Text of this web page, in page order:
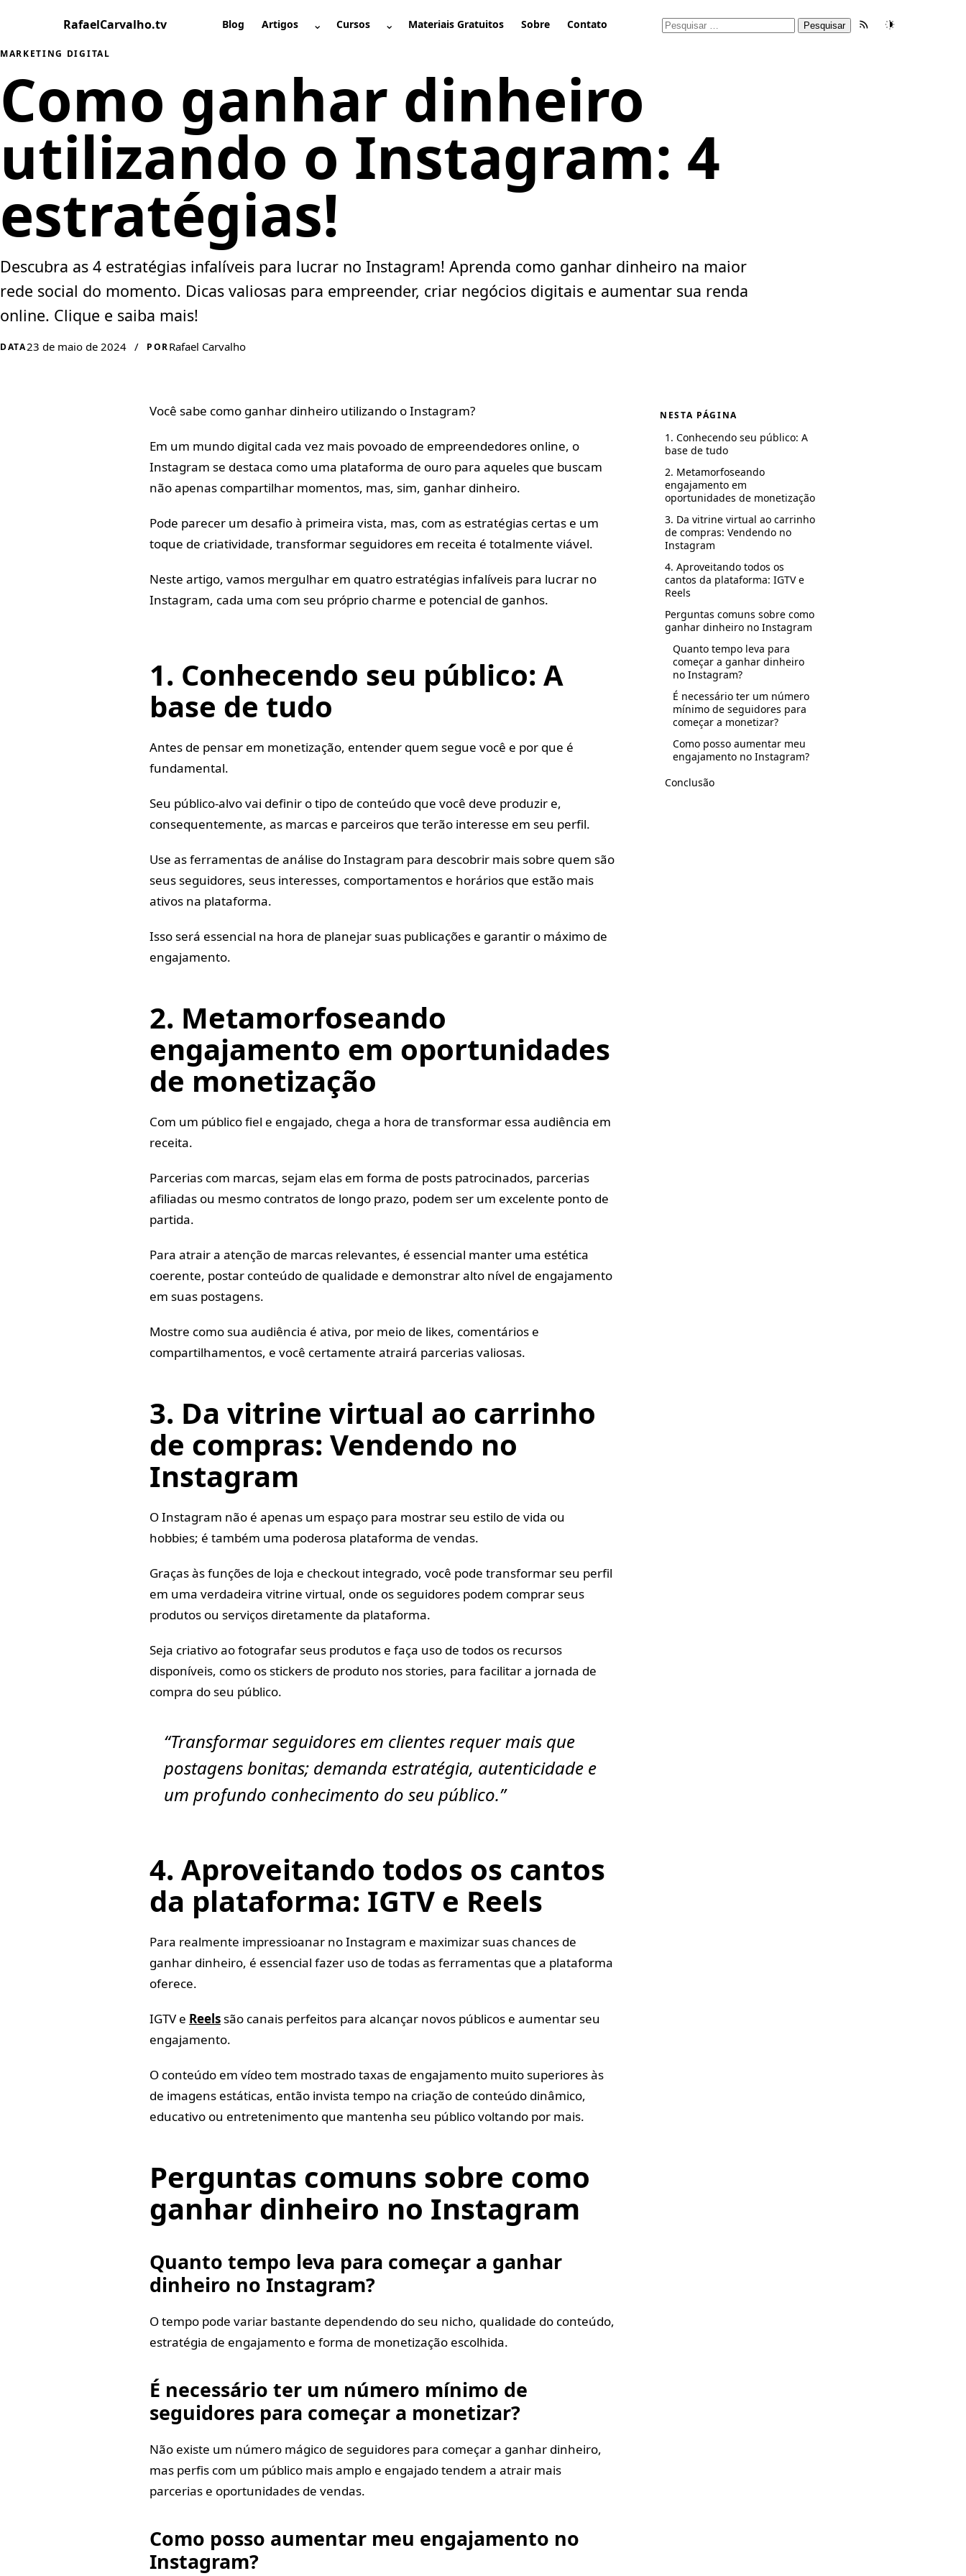
conteúdo
RafaelCarvalho.tv Blog Artigos Abrir submenu
⌄ Cursos Abrir submenu
⌄ Materiais Gratuitos Sobre Contato
Pesquisar
Feed RSSTema
MARKETING DIGITAL
Como ganhar dinheiro
utilizando o Instagram: 4
estratégias!
Descubra as 4 estratégias infalíveis para lucrar no Instagram! Aprenda como ganhar dinheiro na maior
rede social do momento. Dicas valiosas para empreender, criar negócios digitais e aumentar sua renda
online. Clique e saiba mais!
DATA23 de maio de 2024 / PORRafael Carvalho
Você sabe como ganhar dinheiro utilizando o Instagram?
Em um mundo digital cada vez mais povoado de empreendedores online, o
Instagram se destaca como uma plataforma de ouro para aqueles que buscam
não apenas compartilhar momentos, mas, sim, ganhar dinheiro.
Pode parecer um desafio à primeira vista, mas, com as estratégias certas e um
toque de criatividade, transformar seguidores em receita é totalmente viável.
Neste artigo, vamos mergulhar em quatro estratégias infalíveis para lucrar no
Instagram, cada uma com seu próprio charme e potencial de ganhos.
1. Conhecendo seu público: A
base de tudo
Antes de pensar em monetização, entender quem segue você e por que é
fundamental.
Seu público-alvo vai definir o tipo de conteúdo que você deve produzir e,
consequentemente, as marcas e parceiros que terão interesse em seu perfil.
Use as ferramentas de análise do Instagram para descobrir mais sobre quem são
seus seguidores, seus interesses, comportamentos e horários que estão mais
ativos na plataforma.
Isso será essencial na hora de planejar suas publicações e garantir o máximo de
engajamento.
2. Metamorfoseando
engajamento em oportunidades
de monetização
Com um público fiel e engajado, chega a hora de transformar essa audiência em
receita.
Parcerias com marcas, sejam elas em forma de posts patrocinados, parcerias
afiliadas ou mesmo contratos de longo prazo, podem ser um excelente ponto de
partida.
Para atrair a atenção de marcas relevantes, é essencial manter uma estética
coerente, postar conteúdo de qualidade e demonstrar alto nível de engajamento
em suas postagens.
Mostre como sua audiência é ativa, por meio de likes, comentários e
compartilhamentos, e você certamente atrairá parcerias valiosas.
3. Da vitrine virtual ao carrinho
de compras: Vendendo no
Instagram
O Instagram não é apenas um espaço para mostrar seu estilo de vida ou
hobbies; é também uma poderosa plataforma de vendas.
Graças às funções de loja e checkout integrado, você pode transformar seu perfil
em uma verdadeira vitrine virtual, onde os seguidores podem comprar seus
produtos ou serviços diretamente da plataforma.
Seja criativo ao fotografar seus produtos e faça uso de todos os recursos
disponíveis, como os stickers de produto nos stories, para facilitar a jornada de
compra do seu público.
“Transformar seguidores em clientes requer mais que
postagens bonitas; demanda estratégia, autenticidade e
um profundo conhecimento do seu público.”
4. Aproveitando todos os cantos
da plataforma: IGTV e Reels
Para realmente impressioanar no Instagram e maximizar suas chances de
ganhar dinheiro, é essencial fazer uso de todas as ferramentas que a plataforma
oferece.
IGTV e Reelssão canais perfeitos para alcançar novos públicos e aumentar seu
engajamento.
O conteúdo em vídeo tem mostrado taxas de engajamento muito superiores às
de imagens estáticas, então invista tempo na criação de conteúdo dinâmico,
educativo ou entretenimento que mantenha seu público voltando por mais.
Perguntas comuns sobre como
ganhar dinheiro no Instagram
Quanto tempo leva para começar a ganhar
dinheiro no Instagram?
O tempo pode variar bastante dependendo do seu nicho, qualidade do conteúdo,
estratégia de engajamento e forma de monetização escolhida.
É necessário ter um número mínimo de
seguidores para começar a monetizar?
Não existe um número mágico de seguidores para começar a ganhar dinheiro,
mas perfis com um público mais amplo e engajado tendem a atrair mais
parcerias e oportunidades de vendas.
Como posso aumentar meu engajamento no
Instagram?
NESTA PÁGINA
1. Conhecendo seu público: A
base de tudo
2. Metamorfoseando
engajamento em
oportunidades de monetização
3. Da vitrine virtual ao carrinho
de compras: Vendendo no
Instagram
4. Aproveitando todos os
cantos da plataforma: IGTV e
Reels
Perguntas comuns sobre como
ganhar dinheiro no Instagram
Quanto tempo leva para
começar a ganhar dinheiro
no Instagram?
É necessário ter um número
mínimo de seguidores para
começar a monetizar?
Como posso aumentar meu
engajamento no Instagram?
Conclusão